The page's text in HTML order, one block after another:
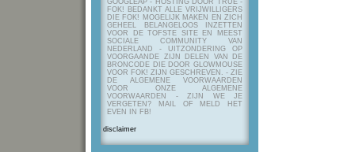
GOOGLEAP - HOSTING DOOR TRUE -
FOK! BEDANKT ALLE VRIJWILLIGERS
DIE FOK! MOGELIJK MAKEN EN ZICH
GEHEEL BELANGELOOS INZETTEN
VOOR DE TOFSTE SITE EN MEEST
SOCIALE COMMUNITY VAN
NEDERLAND - UITZONDERING OP
VOORGAANDE ZIJN DELEN VAN DE
BRONCODE DIE DOOR GLOWMOUSE
VOOR FOK! ZIJN GESCHREVEN. - ZIE
DE ALGEMENE VOORWAARDEN
VOOR ONZE ALGEMENE
VOORWAARDEN - ZIJN WE JE
VERGETEN? MAIL OF MELD HET
EVEN IN FB!
disclaimer